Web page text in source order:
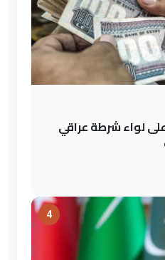
لواء شرطة عراقي
4